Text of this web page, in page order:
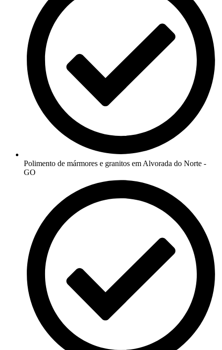
Polimento de mármores e granitos em Alvorada do Norte -
GO